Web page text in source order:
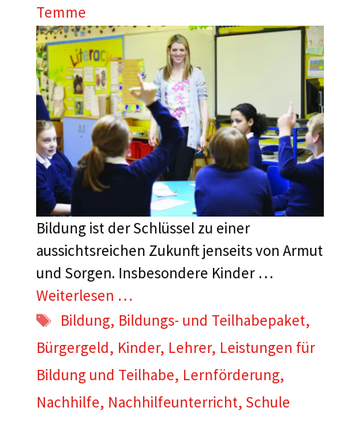
Temme
Bildung ist der Schlüssel zu einer
aussichtsreichen Zukunft jenseits von Armut
und Sorgen. Insbesondere Kinder …
Weiterlesen …
Schlagwörter
Bildung, Bildungs- und Teilhabepaket,
Bürgergeld, Kinder, Lehrer, Leistungen für
Bildung und Teilhabe, Lernförderung,
Nachhilfe, Nachhilfeunterricht, Schule